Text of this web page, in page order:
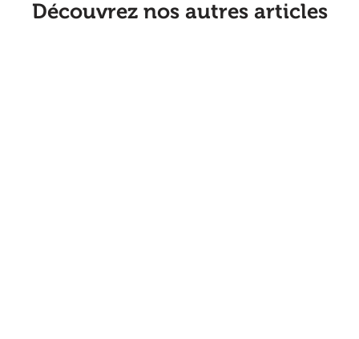
Découvrez nos autres articles